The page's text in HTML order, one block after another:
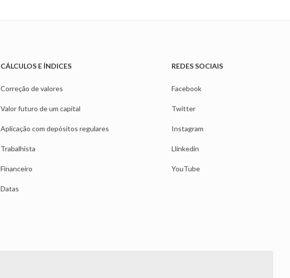
CÁLCULOS E ÍNDICES
Correção de valores
Valor futuro de um capital
Aplicação com depósitos regulares
Trabalhista
Financeiro
Datas
REDES SOCIAIS
Facebook
Twitter
Instagram
Llinkedin
YouTube